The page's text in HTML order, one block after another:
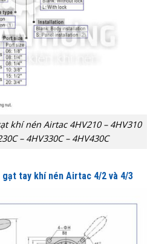
khí nén Airtac 4HV210 – 4HV310
– 4HV330C – 4HV430C
gạt tay khí nén Airtac 4/2 và 4/3